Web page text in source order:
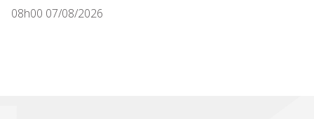
08h00 07/08/2026